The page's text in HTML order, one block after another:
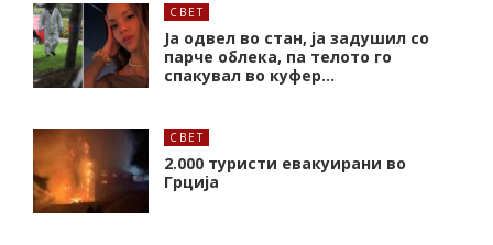
СВЕТ
Ја одвел во стан, ја задушил со
парче облека, па телото го
спакувал во куфер…
СВЕТ
2.000 туристи евакуирани во
Грција